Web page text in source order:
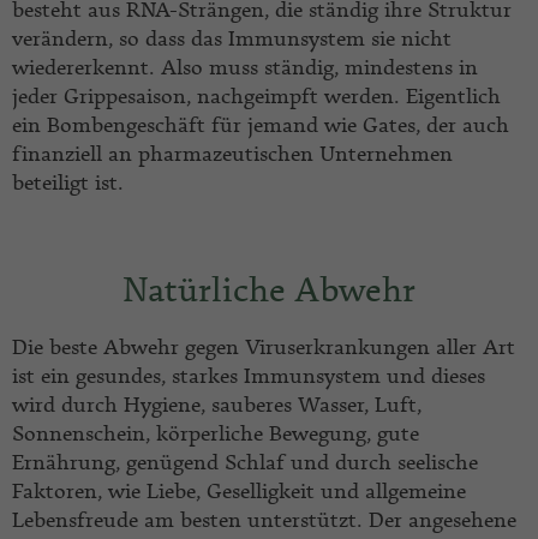
besteht aus RNA-Strängen, die ständig ihre Struktur
verändern, so dass das Immunsystem sie nicht
wiedererkennt. Also muss ständig, mindestens in
jeder Grippesaison, nachgeimpft werden. Eigentlich
ein Bombengeschäft für jemand wie Gates, der auch
finanziell an pharmazeutischen Unternehmen
beteiligt ist.
Natürliche Abwehr
Die beste Abwehr gegen Viruserkrankungen aller Art
ist ein gesundes, starkes Immunsystem und dieses
wird durch Hygiene, sauberes Wasser, Luft,
Sonnenschein, körperliche Bewegung, gute
Ernährung, genügend Schlaf und durch seelische
Faktoren, wie Liebe, Geselligkeit und allgemeine
Lebensfreude am besten unterstützt. Der angesehene